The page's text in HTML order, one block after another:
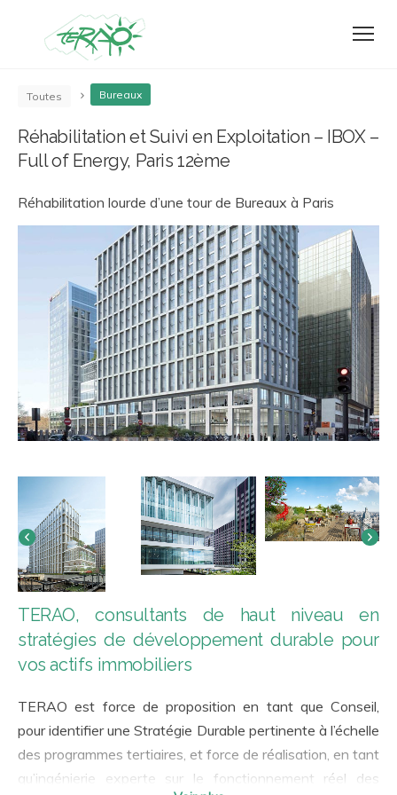
Toutes Bureaux
Réhabilitation et Suivi en Exploitation – IBOX –
Full of Energy, Paris 12ème
Réhabilitation lourde d’une tour de Bureaux à Paris
TERAO, consultants de haut niveau en
stratégies de développement durable pour
vos actifs immobiliers
TERAO est force de proposition en tant que Conseil,
pour identifier une Stratégie Durable pertinente à l’échelle
des programmes tertiaires, et force de réalisation, en tant
qu’ingénierie experte sur le fonctionnement réel des